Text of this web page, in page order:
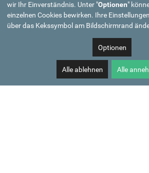
wir Ihr Einverständnis. Unter "Optionen"
einzelnen Cookies bewirken. Ihre
über das Kekssymbol am Bildschirmrand
Optionen
Alle ablehnen Alle